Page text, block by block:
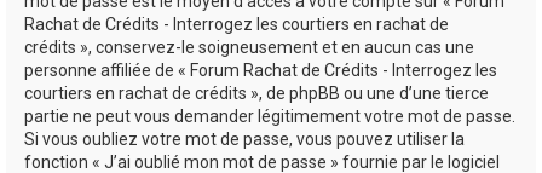
Rachat de Crédits - Interrogez les courtiers en rachat de
crédits », conservez-le soigneusement et en aucun cas une
personne affiliée de « Forum Rachat de Crédits - Interrogez les
courtiers en rachat de crédits », de phpBB ou une d’une tierce
partie ne peut vous demander légitimement votre mot de passe.
Si vous oubliez votre mot de passe, vous pouvez utiliser la
fonction « J’ai oublié mon mot de passe » fournie par le logiciel